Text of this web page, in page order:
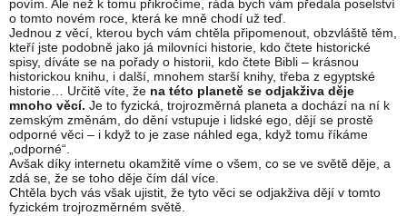
povím. Ale než k tomu přikročíme, ráda bych vám předala poselství
o tomto novém roce, která ke mně chodí už teď.
Jednou z věcí, kterou bych vám chtěla připomenout, obzvláště těm,
kteří jste podobně jako já milovníci historie, kdo čtete historické
spisy, díváte se na pořady o historii, kdo čtete Bibli – krásnou
historickou knihu, i další, mnohem starší knihy, třeba z egyptské
historie… Určitě víte, že na této planetě se odjakživa děje
mnoho věcí. Je to fyzická, trojrozměrná planeta a dochází na ní k
zemským změnám, do dění vstupuje i lidské ego, dějí se prostě
odporné věci – i když to je zase náhled ega, když tomu říkáme
„odporné“.
Avšak díky internetu okamžitě víme o všem, co se ve světě děje, a
zdá se, že se toho děje čím dál více.
Chtěla bych vás však ujistit, že tyto věci se odjakživa dějí v tomto
fyzickém trojrozměrném světě.